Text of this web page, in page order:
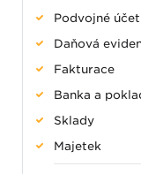
Podvojné
Daňová
Fakturace
Banka a
Sklady
Majetek